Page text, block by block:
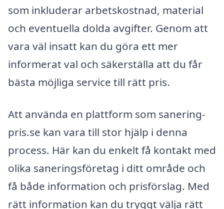
som inkluderar arbetskostnad, material
och eventuella dolda avgifter. Genom att
vara väl insatt kan du göra ett mer
informerat val och säkerställa att du får
bästa möjliga service till rätt pris.
Att använda en plattform som sanering-
pris.se kan vara till stor hjälp i denna
process. Här kan du enkelt få kontakt med
olika saneringsföretag i ditt område och
få både information och prisförslag. Med
rätt information kan du tryggt välja rätt